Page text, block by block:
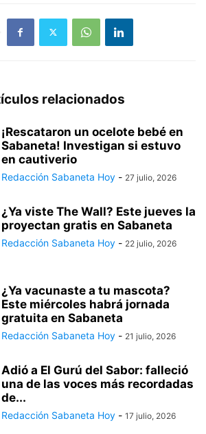
relacionados
¡Rescataron un ocelote bebé en
Sabaneta! Investigan si estuvo
en cautiverio
Redacción Sabaneta Hoy - 27 julio, 2026
¿Ya viste The Wall? Este jueves la
proyectan gratis en Sabaneta
Redacción Sabaneta Hoy - 22 julio, 2026
¿Ya vacunaste a tu mascota?
Este miércoles habrá jornada
gratuita en Sabaneta
Redacción Sabaneta Hoy - 21 julio, 2026
Adió a El Gurú del Sabor: falleció
una de las voces más recordadas
de...
Redacción Sabaneta Hoy - 17 julio, 2026